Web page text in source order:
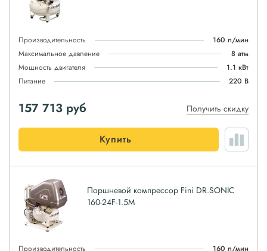
Производительность
160 л/мин
Максимальное давление
8 атм
Мощность двигателя
1.1 кВт
Питание
220 В
157 713 руб Получить скидку
Купить
Поршневой компрессор Fini DR.SONIC
160-24F-1.5M
Производительность 160 л/мин